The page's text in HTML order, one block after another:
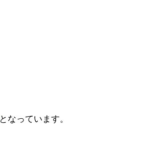
となっています。